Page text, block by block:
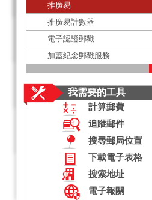
推廣易
推廣易計數器
電子認證郵戳
加蓋紀念郵戳服務
我需要的工具
計算郵費
追蹤郵件
搜尋郵局位置
下載電子表格
搜索地址
電子報關